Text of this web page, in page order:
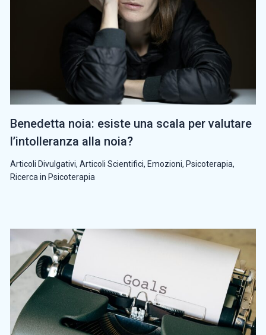
Benedetta noia: esiste una scala per valutare
l’intolleranza alla noia?
Articoli Divulgativi, Articoli Scientifici, Emozioni, Psicoterapia,
Ricerca in Psicoterapia